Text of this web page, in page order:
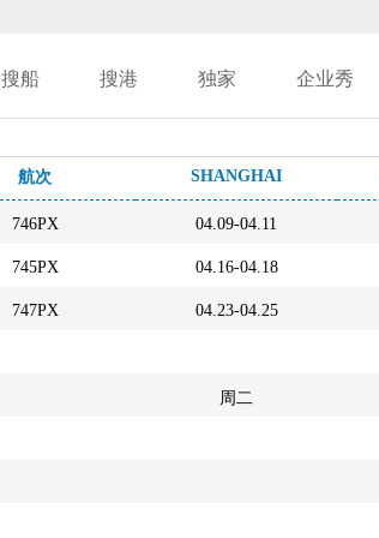
搜船 搜港 独家 企业秀
航次 SHANGHAI
746PX 04.09-04.11
745PX 04.16-04.18
747PX 04.23-04.25
周二